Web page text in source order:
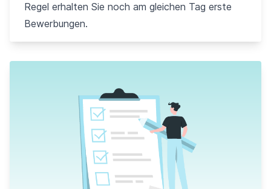
Regel erhalten Sie noch am gleichen Tag erste
Bewerbungen.